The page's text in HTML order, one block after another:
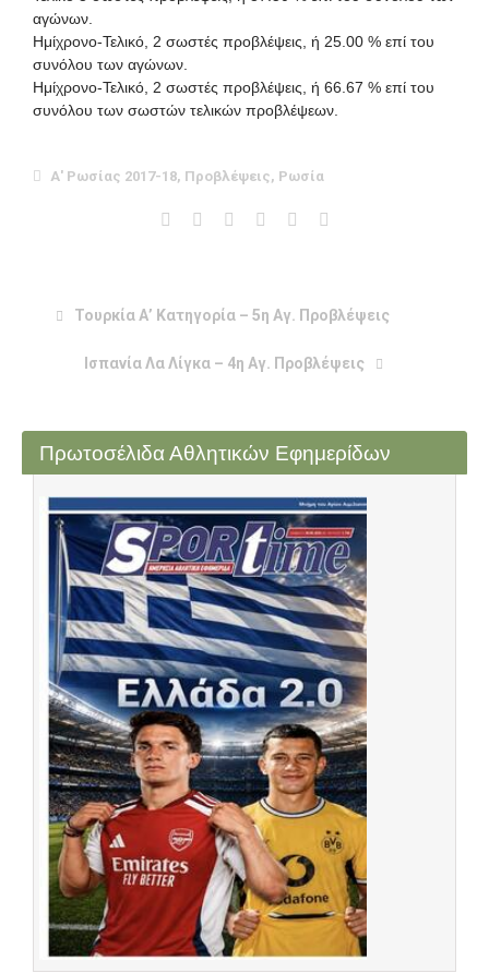
αγώνων.
Ημίχρονο-Τελικό, 2 σωστές προβλέψεις, ή 25.00 % επί του
συνόλου των αγώνων.
Ημίχρονο-Τελικό, 2 σωστές προβλέψεις, ή 66.67 % επί του
συνόλου των σωστών τελικών προβλέψεων.
Α' Ρωσίας 2017-18, Προβλέψεις, Ρωσία
Τουρκία Α’ Κατηγορία – 5η Αγ. Προβλέψεις
Ισπανία Λα Λίγκα – 4η Αγ. Προβλέψεις
Πρωτοσέλιδα Αθλητικών Εφημερίδων